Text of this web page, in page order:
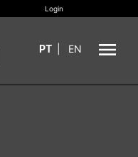
Login
PT EN